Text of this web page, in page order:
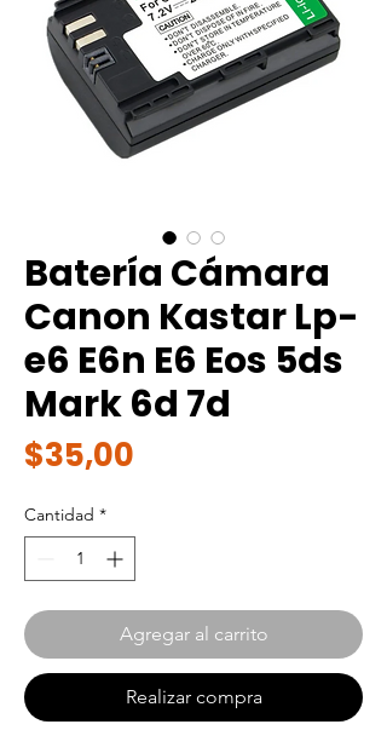
Batería Cámara
Canon Kastar Lp-
e6 E6n E6 Eos 5ds
Mark 6d 7d
$35,00
Cantidad *
Agregar al carrito
Realizar compra